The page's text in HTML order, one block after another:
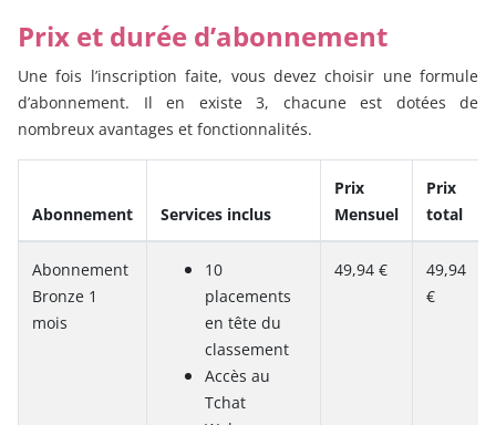
Prix et durée d’abonnement
Une fois l’inscription faite, vous devez choisir une formule
d’abonnement. Il en existe 3, chacune est dotées de
nombreux avantages et fonctionnalités.
Abonnement Services inclus
Prix
Mensuel
Prix
total
Abonnement
Bronze 1
mois
10
placements
en tête du
classement
Accès au
Tchat
49,94 €
49,94
€